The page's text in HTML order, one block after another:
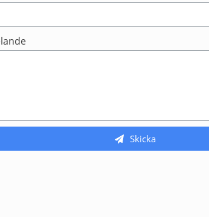
Skicka